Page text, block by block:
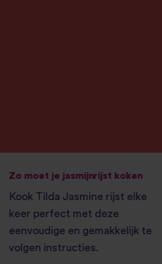
Zo moet je jasmijnrijst koken
Kook Tilda Jasmine rijst elke
keer perfect met deze
eenvoudige en gemakkelijk te
volgen instructies.